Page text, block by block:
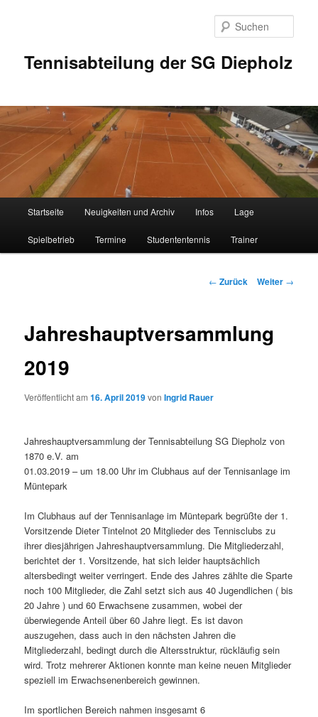
Tennisabteilung der SG Diepholz
Startseite Neuigkeiten und Archiv Infos Lage
Spielbetrieb Termine Studententennis Trainer
Beitrags-
← Zurück Weiter →
Jahreshauptversammlung
2019
Veröffentlicht am16. April 2019vonIngrid Rauer
Jahreshauptversammlung der Tennisabteilung SG Diepholz von
1870 e.V. am
01.03.2019 – um 18.00 Uhr im Clubhaus auf der Tennisanlage im
Müntepark
Im Clubhaus auf der Tennisanlage im Müntepark begrüßte der 1.
Vorsitzende Dieter Tintelnot 20 Mitglieder des Tennisclubs zu
ihrer diesjährigen Jahreshauptversammlung. Die Mitgliederzahl,
berichtet der 1. Vorsitzende, hat sich leider hauptsächlich
altersbedingt weiter verringert. Ende des Jahres zählte die Sparte
noch 100 Mitglieder, die Zahl setzt sich aus 40 Jugendlichen ( bis
20 Jahre ) und 60 Erwachsene zusammen, wobei der
überwiegende Anteil über 60 Jahre liegt. Es ist davon
auszugehen, dass auch in den nächsten Jahren die
Mitgliederzahl, bedingt durch die Altersstruktur, rückläufig sein
wird. Trotz mehrerer Aktionen konnte man keine neuen Mitglieder
speziell im Erwachsenenbereich gewinnen.
Im sportlichen Bereich nahmen insgesamt 6